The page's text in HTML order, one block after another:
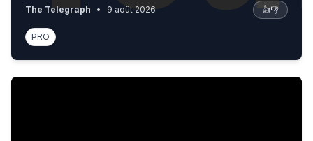
The Telegraph • 9 août 2026 👍👎
PRO
Adeline Dieudonné : "La bourgeoisie est souvent